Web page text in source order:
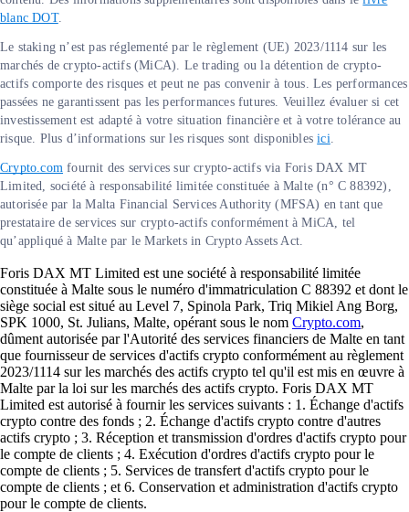
blanc DOT.
Le staking n’est pas réglementé par le règlement (UE) 2023/1114 sur les
marchés de crypto-actifs (MiCA). Le trading ou la détention de crypto-
actifs comporte des risques et peut ne pas convenir à tous. Les performances
passées ne garantissent pas les performances futures. Veuillez évaluer si cet
investissement est adapté à votre situation financière et à votre tolérance au
risque. Plus d’informations sur les risques sont disponiblesici.
Crypto.com fournit des services sur crypto-actifs via Foris DAX MT
Limited, société à responsabilité limitée constituée à Malte (n° C 88392),
autorisée par la Malta Financial Services Authority (MFSA) en tant que
prestataire de services sur crypto-actifs conformément à MiCA, tel
qu’appliqué à Malte par le Markets in Crypto Assets Act.
Foris DAX MT Limited est une société à responsabilité limitée
constituée à Malte sous le numéro d'immatriculation C 88392 et dont le
siège social est situé au Level 7, Spinola Park, Triq Mikiel Ang Borg,
SPK 1000, St. Julians, Malte, opérant sous le nom Crypto.com,
dûment autorisée par l'Autorité des services financiers de Malte en tant
que fournisseur de services d'actifs crypto conformément au règlement
2023/1114 sur les marchés des actifs crypto tel qu'il est mis en œuvre à
Malte par la loi sur les marchés des actifs crypto. Foris DAX MT
Limited est autorisé à fournir les services suivants : 1. Échange d'actifs
crypto contre des fonds ; 2. Échange d'actifs crypto contre d'autres
actifs crypto ; 3. Réception et transmission d'ordres d'actifs crypto pour
le compte de clients ; 4. Exécution d'ordres d'actifs crypto pour le
compte de clients ; 5. Services de transfert d'actifs crypto pour le
compte de clients ; et 6. Conservation et administration d'actifs crypto
pour le compte de clients.